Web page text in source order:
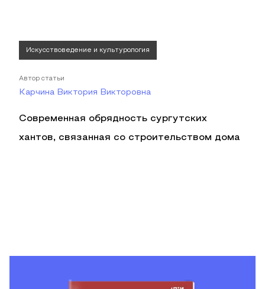
Искусствоведение и культурология
Автор статьи
Карчина Виктория Викторовна
Современная обрядность сургутских
хантов, связанная со строительством дома